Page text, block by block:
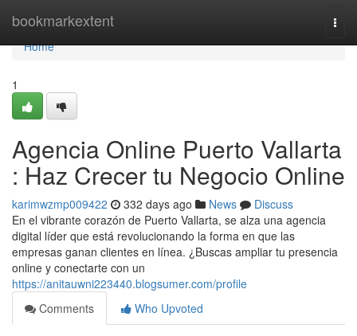
bookmarkextent
Home
Home
1
Agencia Online Puerto Vallarta
: Haz Crecer tu Negocio Online
karimwzmp009422 332 days ago News
Discuss
En el vibrante corazón de Puerto Vallarta, se alza una agencia
digital líder que está revolucionando la forma en que las
empresas ganan clientes en línea. ¿Buscas ampliar tu presencia
online y conectarte con un
https://anitauwni223440.blogsumer.com/profile
Comments
Who Upvoted